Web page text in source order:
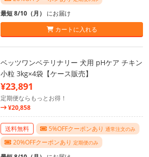
最短 8/10（月） にお届け
カートに入れる
ベッツワンベテリナリー 犬用 pHケア チキン
小粒 3kg×4袋【ケース販売】
¥23,891
定期便ならもっとお得！
¥20,858
送料無料 5%OFFクーポンあり 通常注文のみ
20%OFFクーポンあり 定期便のみ